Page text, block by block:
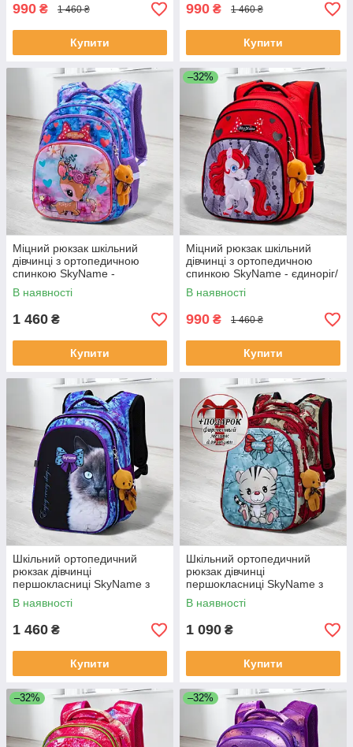
990 ₴ 1 460 ₴
Купити
990 ₴ 1 460 ₴
Купити
Міцний рюкзак шкільний
дівчинці з ортопедичною
спинкою SkyName -
оленятко/ Водонепроникний
портфель для школи 1-4 клас
В наявності
1 460 ₴
Купити
–32%
Міцний рюкзак шкільний
дівчинці з ортопедичною
спинкою SkyName - єдиноріг/
Водонепроникний червоний
портфель для школи 1-4 клас
В наявності
990 ₴ 1 460 ₴
Купити
Шкільний ортопедичний
рюкзак дівчинці
першокласниці SkyName з
гарним котиком/
Водонепроникний портфель
В наявності
1 460 ₴
Купити
Шкільний ортопедичний
рюкзак дівчинці
першокласниці SkyName з
тигреням/ Маленький
водонепроникний портфель
В наявності
1 090 ₴
Купити
–32% –32%